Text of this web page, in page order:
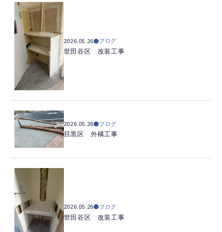
2026.05.26 ブログ
世田谷区 改装工事
2026.05.26 ブログ
目黒区 外構工事
2026.05.26 ブログ
世田谷区 改装工事